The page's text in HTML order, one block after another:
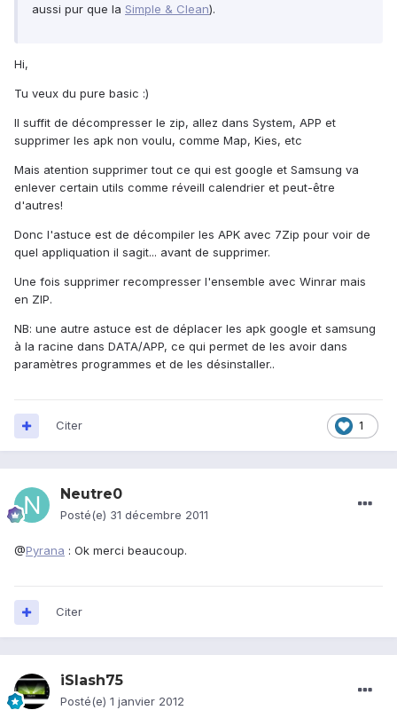
aussi pur que la Simple & Clean).
Hi,
Tu veux du pure basic :)
Il suffit de décompresser le zip, allez dans System, APP et
supprimer les apk non voulu, comme Map, Kies, etc
Mais atention supprimer tout ce qui est google et Samsung va
enlever certain utils comme réveill calendrier et peut-être
d'autres!
Donc l'astuce est de décompiler les APK avec 7Zip pour voir de
quel appliquation il sagit... avant de supprimer.
Une fois supprimer recompresser l'ensemble avec Winrar mais
en ZIP.
NB: une autre astuce est de déplacer les apk google et samsung
à la racine dans DATA/APP, ce qui permet de les avoir dans
paramètres programmes et de les désinstaller..
1
Citer
Neutre0
Posté(e) 31 décembre 2011
@Pyrana : Ok merci beaucoup.
Citer
iSlash75
Posté(e) 1 janvier 2012